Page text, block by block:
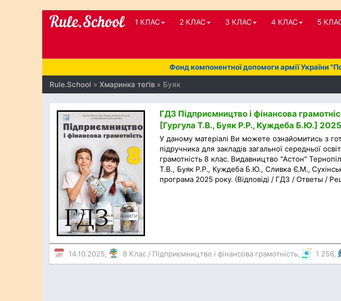
1 КЛАС 2 КЛАС 3 КЛАС 4 КЛАС 5
Фонд компонентної допомоги армії України
Rule.School » Хмаринка теґів » Буяк
ГДЗ Підприємництво і фінансова
[Гургула Т.В., Буяк Р.Р., Куждеба Б.Ю.] 2025
У даному матеріалі Ви можете ознайомитись з
підручника для закладів загальної середньої
грамотність 8 клас. Видавництво "Астон"
Т.В., Буяк Р.Р., Куждеба Б.Ю., Сливка Є.М.,
програма 2025 року. (Відповіді / ГДЗ / Ответы /
14.10.2025, 8 Клас / Підприємництво і фінансова грамотність, 1 256,